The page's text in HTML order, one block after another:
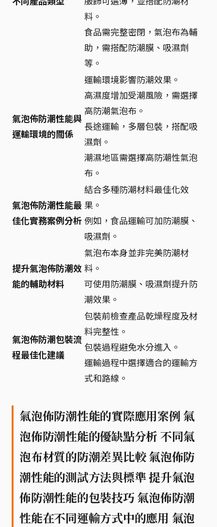
料。
食品需完整密閉，氣泡布為輔
助，需搭配防潮膜、吸濕劑
等。
氣泡佈防潮性能與
運輸環境的關係
運輸環境影響防潮效果。
高濕度增加受潮風險，需選擇
高防潮氣泡布。
長途運輸，多層包裝，搭配吸
濕劑。
潮濕地區需選擇高防潮性氣泡
布。
氣泡佈防潮性能最
佳化實務案例分析
結合多種防潮材料最佳化效
果。
例如，食品運輸可加防潮膜、
吸濕劑。
提升氣泡佈防潮效
能的輔助材料
氣泡布本身並非完美防潮材
料。
可使用防潮膜、吸濕劑提升防
潮效果。
氣泡佈防潮包裝流
程最佳化建議
包裝前檢查產品乾燥程度及材
料完整性。
包裝過程避免水分進入。
運輸過程中選擇適合的運輸方
式和路線。
氣泡佈防潮性能的實際應用案例 氣
泡佈防潮性能的優缺點分析 不同氣
泡布材質的防潮差異比較 氣泡佈防
潮性能的測試方法與標準 提升氣泡
佈防潮性能的包裝技巧 氣泡佈防潮
性能在不同運輸方式中的應用 氣泡